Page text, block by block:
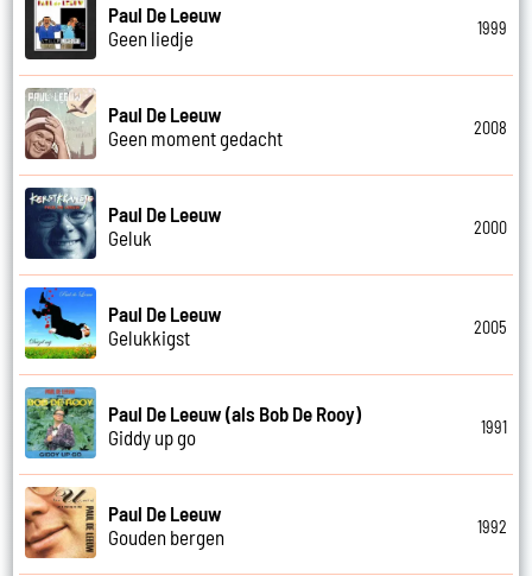
Paul De Leeuw
Geen liedje
1999
Paul De Leeuw
Geen moment gedacht
2008
Paul De Leeuw
Geluk
2000
Paul De Leeuw
Gelukkigst
2005
Paul De Leeuw (als Bob De Rooy)
Giddy up go
1991
Paul De Leeuw
Gouden bergen
1992